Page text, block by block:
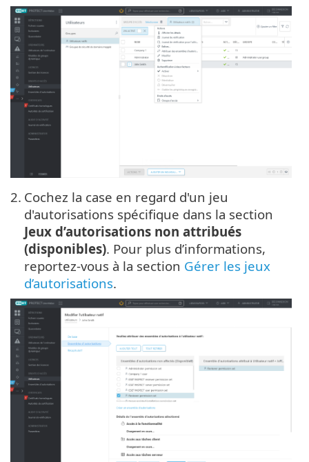
2. Cochez la case en regard d'un jeu
d'autorisations spécifique dans la section
Jeux d’autorisations non attribués
(disponibles). Pour plus d’informations,
reportez-vous à la section Gérer les jeux
d’autorisations.